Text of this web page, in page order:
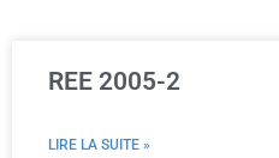
REE 2005-2
LIRE LA SUITE »